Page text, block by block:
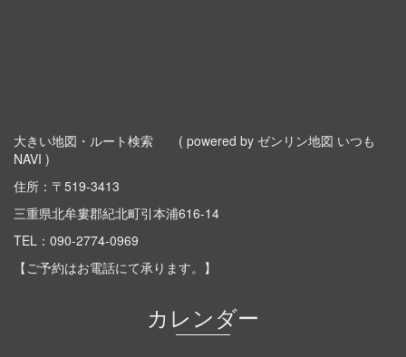
大きい地図・ルート検索
( powered by ゼンリン地図 いつも
NAVI )
住所：〒519-3413
三重県北牟婁郡紀北町引本浦616-14
TEL： 090-2774-0969
【ご予約はお電話にて承ります。】
カレンダー